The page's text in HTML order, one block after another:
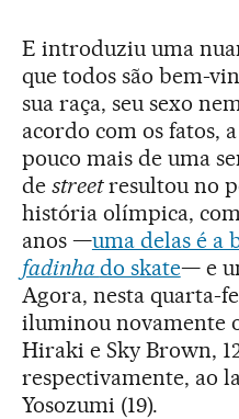
E introduziu uma
que todos são bem-
sua raça, seu sexo
acordo com os fatos,
pouco mais de uma
de streetresultou no
história olímpica,
anos —uma delas é a
fadinha do skate— e
Agora, nesta quarta-
iluminou novamente
Hiraki e Sky Brown,
respectivamente, ao
Yosozumi (19).